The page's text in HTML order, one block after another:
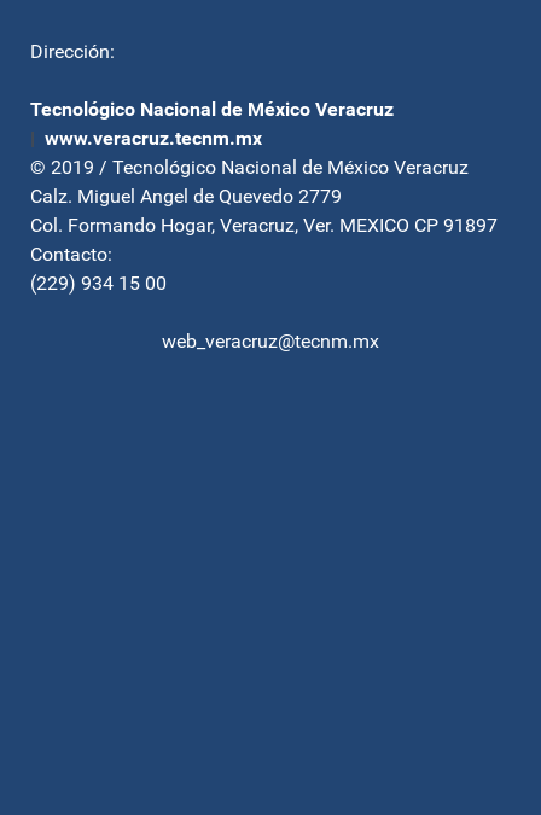
Dirección:
Tecnológico Nacional de México Veracruz
| www.veracruz.tecnm.mx
© 2019 / Tecnológico Nacional de México Veracruz
Calz. Miguel Angel de Quevedo 2779
Col. Formando Hogar, Veracruz, Ver. MEXICO CP 91897
Contacto:
(229) 934 15 00
web_veracruz@tecnm.mx